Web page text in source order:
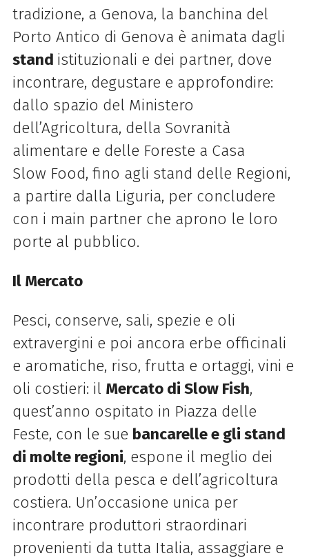
tradizione, a Genova, la banchina del
Porto Antico di Genova è animata dagli
stand istituzionali e dei partner, dove
incontrare, degustare e approfondire:
dallo spazio del Ministero
dell’Agricoltura, della Sovranità
alimentare e delle Foreste a Casa
Slow Food, fino agli stand delle Regioni,
a partire dalla Liguria, per concludere
con i main partner che aprono le loro
porte al pubblico.
Il Mercato
Pesci, conserve, sali, spezie e oli
extravergini e poi ancora erbe officinali
e aromatiche, riso, frutta e ortaggi, vini e
oli costieri: il Mercato di Slow Fish,
quest’anno ospitato in Piazza delle
Feste, con le sue bancarelle e gli stand
di molte regioni, espone il meglio dei
prodotti della pesca e dell’agricoltura
costiera. Un’occasione unica per
incontrare produttori straordinari
provenienti da tutta Italia, assaggiare e